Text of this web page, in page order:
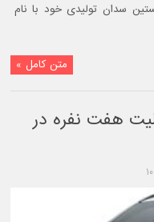
سدان تولیدی خود با نام
متن کامل »
هفت نفره در